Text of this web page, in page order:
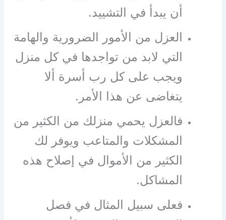
أن يبدأ في التشييد.
العزل من الأمور الضرورية والهامة
التي لابد من تواجدها في كل منزل
ويجب على كل رب أسرة ألا
يتغاضى عن هذا الأمر.
فالعزل يحمي منزلك من الكثير من
المشكلات والمتاعب ويوفر لك
الكثير من الأموال في إصلاح هذه
المشاكل.
فعلى سبيل المثال في فصل